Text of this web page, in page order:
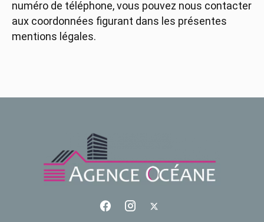
numéro de téléphone, vous pouvez nous contacter
aux coordonnées figurant dans les présentes
mentions légales.